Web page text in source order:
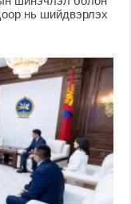
нь шийдвэрлэх